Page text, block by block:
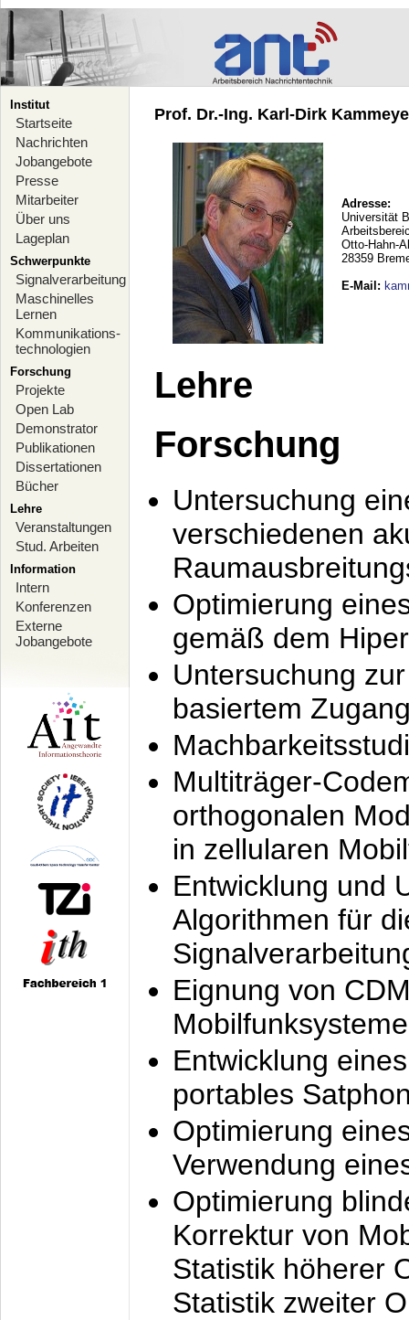
Institut
Startseite
Nachrichten
Jobangebote
Presse
Mitarbeiter
Über uns
Lageplan
Schwerpunkte
Signalverarbeitung
Maschinelles
Lernen
Kommunikations-
technologien
Forschung
Projekte
Open Lab
Demonstrator
Publikationen
Dissertationen
Bücher
Lehre
Veranstaltungen
Stud. Arbeiten
Information
Intern
Konferenzen
Externe
Jobangebote
Prof. Dr.-Ing. Karl-Dirk
Adresse:
Universität
Otto-Hahn-
28359
E-Mail :
Lehre
Forschung
Untersuchung
verschiedenen
Optimierung
gemäß dem
Untersuchung
basiertem
Multiträger-
orthogonalen
in zellularen
Entwicklung und
Algorithmen für
Eignung von
Mobilfunksysteme
Entwicklung
portables
Optimierung
Verwendung
Optimierung
Korrektur von
Statistik höherer
Statistik zweiter